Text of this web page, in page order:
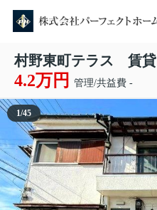
村野東町テラス 賃貸
4.2万円 管理/共益費 -
1/45